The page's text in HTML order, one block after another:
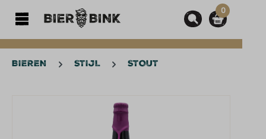
0
BIEREN STIJL STOUT
Afbeeldingengalerij overslaan